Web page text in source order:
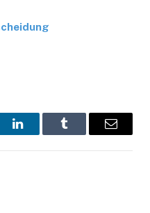
LinkedInTumblr Email